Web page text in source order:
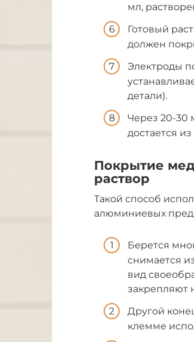
мл,
Готовый
должен
Электроды
детали).
Через 20-30
достается
Покрытие
раствор
Такой способ
алюминиевых
Берется
снимается
вид
закрепляют
Другой
клемме